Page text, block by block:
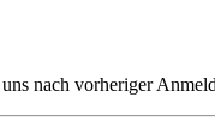
nach vorheriger